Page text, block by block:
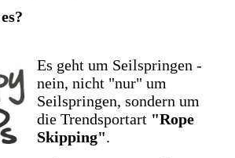
Es geht um Seilspringen -
nein, nicht "nur" um
Seilspringen, sondern um
die Trendsportart "Rope
Skipping".